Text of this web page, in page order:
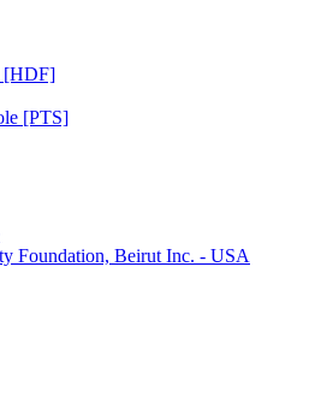
[HDF]
[PTS]
Foundation, Beirut Inc. - USA